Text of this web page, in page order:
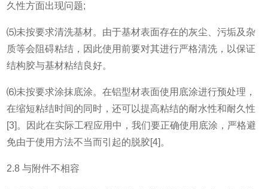
久性方面出现问题;
⑸未按要求清洗基材。由于基材表面存在的灰尘、污垢及杂
质等会阻碍粘结，因此使用前要对其进行严格清洗，以保证
结构胶与基材粘结良好。
⑹未按要求涂抹底涂。在铝型材表面使用底涂进行预处理，
在缩短粘结时间的同时，还可以提高粘结的耐水性和耐久性
[3]。因此在实际工程应用中，我们要正确使用底涂，严格避
免由于使用方法不当而引起的脱胶[4]。
2.8 与附件不相容